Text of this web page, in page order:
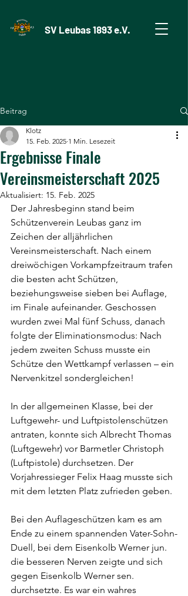
SV Leubas 1893 e.V.
Beitrag
Ergebnisse Finale
Vereinsmeisterschaft 2025
Klotz
15. Feb. 2025 1 Min. Lesezeit
Aktualisiert: 15. Feb. 2025
Der Jahresbeginn stand beim
Schützenverein Leubas ganz im
Zeichen der alljährlichen
Vereinsmeisterschaft. Nach einem
dreiwöchigen Vorkampfzeitraum trafen
die besten acht Schützen,
beziehungsweise sieben bei Auflage,
im Finale aufeinander. Geschossen
wurden zwei Mal fünf Schuss, danach
folgte der Eliminationsmodus: Nach
jedem zweiten Schuss musste ein
Schütze den Wettkampf verlassen – ein
Nervenkitzel sondergleichen!
In der allgemeinen Klasse, bei der
Luftgewehr- und Luftpistolenschützen
antraten, konnte sich Albrecht Thomas
(Luftgewehr) vor Barmetler Christoph
(Luftpistole) durchsetzen. Der
Vorjahressieger Felix Haag musste sich
mit dem letzten Platz zufrieden geben.
Bei den Auflageschützen kam es am
Ende zu einem spannenden Vater-Sohn-
Duell, bei dem Eisenkolb Werner jun.
die besseren Nerven zeigte und sich
gegen Eisenkolb Werner sen.
durchsetzte. Es war ein wahres